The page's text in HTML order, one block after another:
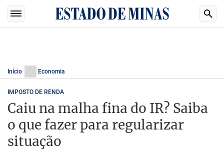
Início Economia
IMPOSTO DE RENDA
Caiu na malha fina do IR? Saiba
o que fazer para regularizar
situação